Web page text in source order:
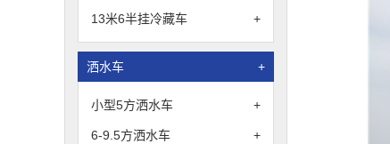
13米6半挂冷藏车 +
洒水车 +
小型5方洒水车 +
6-9.5方洒水车 +